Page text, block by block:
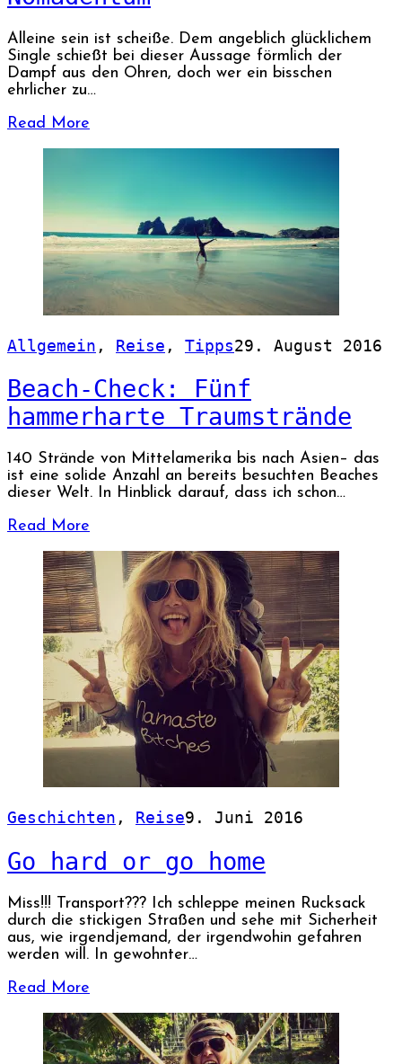
Alleine sein ist scheiße. Dem angeblich glücklichem
Single schießt bei dieser Aussage förmlich der
Dampf aus den Ohren, doch wer ein bisschen
ehrlicher zu…
Read More
Allgemein , Reise , Tipps29. August 2016
Beach-Check: Fünf
hammerharte Traumstrände
140 Strände von Mittelamerika bis nach Asien– das
ist eine solide Anzahl an bereits besuchten Beaches
dieser Welt. In Hinblick darauf, dass ich schon…
Read More
Geschichten , Reise9. Juni 2016
Go hard or go home
Miss!!! Transport??? Ich schleppe meinen Rucksack
durch die stickigen Straßen und sehe mit Sicherheit
aus, wie irgendjemand, der irgendwohin gefahren
werden will. In gewohnter…
Read More